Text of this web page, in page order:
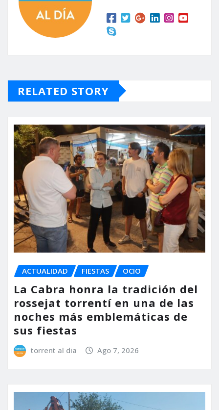
RELATED STORY
ACTUALIDAD FIESTAS OCIO
La Cabra honra la tradición del
rossejat torrentí en una de las
noches más emblemáticas de
sus fiestas
torrent al dia Ago 7, 2026